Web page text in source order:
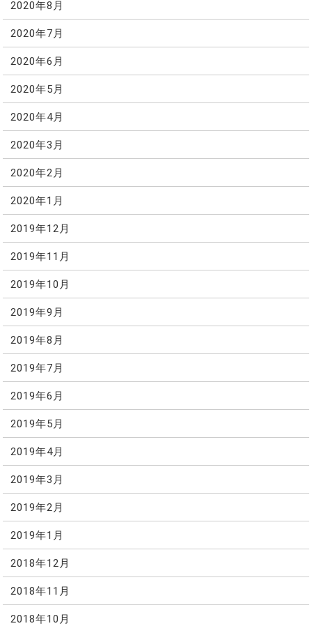
2020年8月
2020年7月
2020年6月
2020年5月
2020年4月
2020年3月
2020年2月
2020年1月
2019年12月
2019年11月
2019年10月
2019年9月
2019年8月
2019年7月
2019年6月
2019年5月
2019年4月
2019年3月
2019年2月
2019年1月
2018年12月
2018年11月
2018年10月